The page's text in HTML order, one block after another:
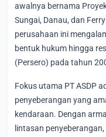
awalnya bernama
Sungai, Danau, dan
perusahaan ini
bentuk hukum hingga
(Persero) pada tahun
Fokus utama PT ASDP
penyeberangan yang
kendaraan. Dengan
lintasan